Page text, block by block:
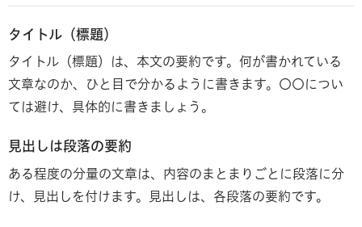
タイトル（標題）
タイトル（標題）は、本文の要約です。何が書かれている
文章なのか、ひと目で分かるように書きます。〇〇につい
ては避け、具体的に書きましょう。
見出しは段落の要約
ある程度の分量の文章は、内容のまとまりごとに段落に分
け、見出しを付けます。見出しは、各段落の要約です。